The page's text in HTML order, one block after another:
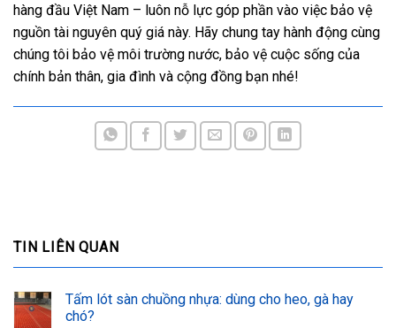
hàng đầu Việt Nam – luôn nỗ lực góp phần vào việc bảo vệ
nguồn tài nguyên quý giá này. Hãy chung tay hành động cùng
chúng tôi bảo vệ môi trường nước, bảo vệ cuộc sống của
chính bản thân, gia đình và cộng đồng bạn nhé!
TIN LIÊN QUAN
Tấm lót sàn chuồng nhựa: dùng cho heo, gà hay
chó?